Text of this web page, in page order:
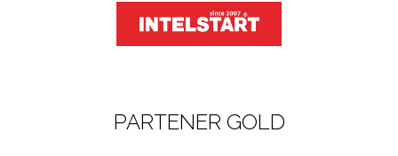
PARTENER GOLD